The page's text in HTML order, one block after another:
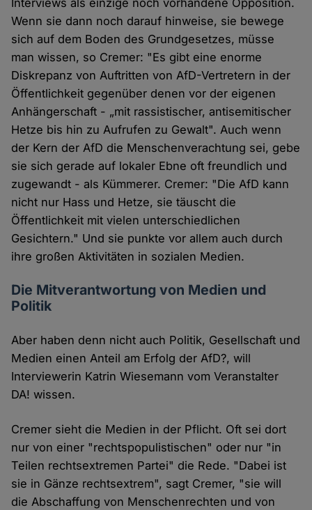
Interviews als einzige noch vorhandene Opposition.
Wenn sie dann noch darauf hinweise, sie bewege
sich auf dem Boden des Grundgesetzes, müsse
man wissen, so Cremer: "Es gibt eine enorme
Diskrepanz von Auftritten von AfD-Vertretern in der
Öffentlichkeit gegenüber denen vor der eigenen
Anhängerschaft - „mit rassistischer, antisemitischer
Hetze bis hin zu Aufrufen zu Gewalt". Auch wenn
der Kern der AfD die Menschenverachtung sei, gebe
sie sich gerade auf lokaler Ebne oft freundlich und
zugewandt - als Kümmerer. Cremer: "Die AfD kann
nicht nur Hass und Hetze, sie täuscht die
Öffentlichkeit mit vielen unterschiedlichen
Gesichtern." Und sie punkte vor allem auch durch
ihre großen Aktivitäten in sozialen Medien.
Die Mitverantwortung von Medien und
Politik
Aber haben denn nicht auch Politik, Gesellschaft und
Medien einen Anteil am Erfolg der AfD?, will
Interviewerin Katrin Wiesemann vom Veranstalter
DA! wissen.
Cremer sieht die Medien in der Pflicht. Oft sei dort
nur von einer "rechtspopulistischen" oder nur "in
Teilen rechtsextremen Partei" die Rede. "Dabei ist
sie in Gänze rechtsextrem", sagt Cremer, "sie will
die Abschaffung von Menschenrechten und von